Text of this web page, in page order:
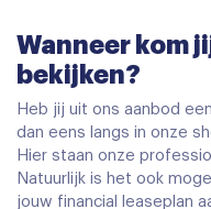
Wanneer kom
bekijken?
Heb jij uit ons aanbod
dan eens langs in onze
Hier staan onze
Natuurlijk is het ook
jouw financial leaseplan